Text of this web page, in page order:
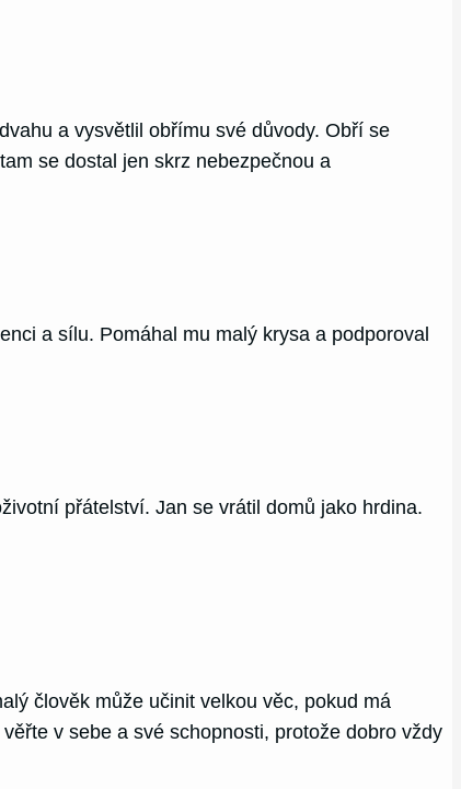
a vysvětlil obřímu své důvody. Obří se
se dostal jen skrz nebezpečnou a
a sílu. Pomáhal mu malý krysa a podporoval
přátelství. Jan se vrátil domů jako hrdina.
člověk může učinit velkou věc, pokud má
v sebe a své schopnosti, protože dobro vždy